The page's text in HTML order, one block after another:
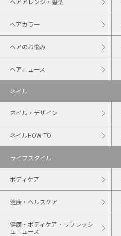
ヘアアレンジ・髪型
ヘアカラー
ヘアのお悩み
ヘアニュース
ネイル
ネイル・デザイン
ネイルHOW TO
ライフスタイル
ボディケア
健康・ヘルスケア
健康・ボディケア・リフレッシ
ュニュース